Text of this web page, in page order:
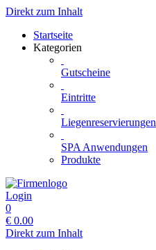
Direkt zum Inhalt
Startseite
Kategorien
Gutscheine
Eintritte
Liegenreservierungen
SPA Anwendungen
Produkte
Login
0
€ 0.00
Direkt zum Inhalt